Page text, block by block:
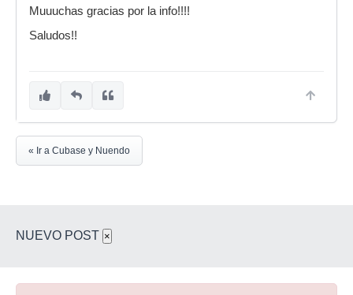
Muuuchas gracias por la info!!!!
Saludos!!
« Ir a Cubase y Nuendo
NUEVO POST ×